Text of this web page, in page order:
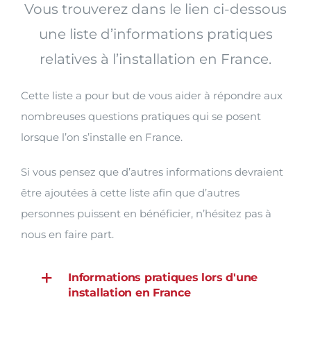
Vous trouverez dans le lien ci-dessous
une liste d’informations pratiques
relatives à l’installation en France.
Cette liste a pour but de vous aider à répondre aux
nombreuses questions pratiques qui se posent
lorsque l’on s’installe en France.
Si vous pensez que d’autres informations devraient
être ajoutées à cette liste afin que d’autres
personnes puissent en bénéficier, n’hésitez pas à
nous en faire part.
Informations pratiques lors d'une
installation en France